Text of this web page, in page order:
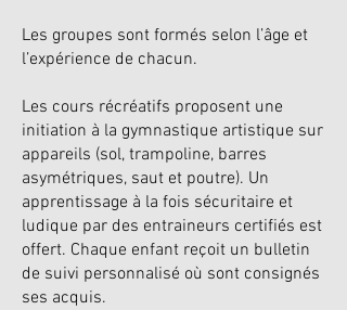
Les groupes sont formés selon l’âge et
l’expérience de chacun.
Les cours récréatifs proposent une
initiation à la gymnastique artistique sur
appareils (sol, trampoline, barres
asymétriques, saut et poutre). Un
apprentissage à la fois sécuritaire et
ludique par des entraineurs certifiés est
offert. Chaque enfant reçoit un bulletin
de suivi personnalisé où sont consignés
ses acquis.